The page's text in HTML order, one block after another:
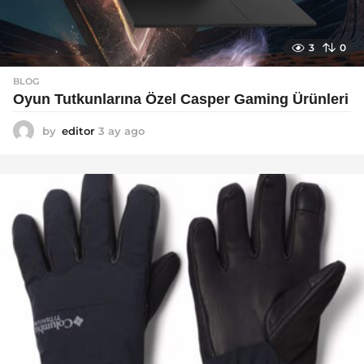
3 0
BLOG
Oyun Tutkunlarına Özel Casper Gaming Ürünleri
by editor 3 ay ago
g